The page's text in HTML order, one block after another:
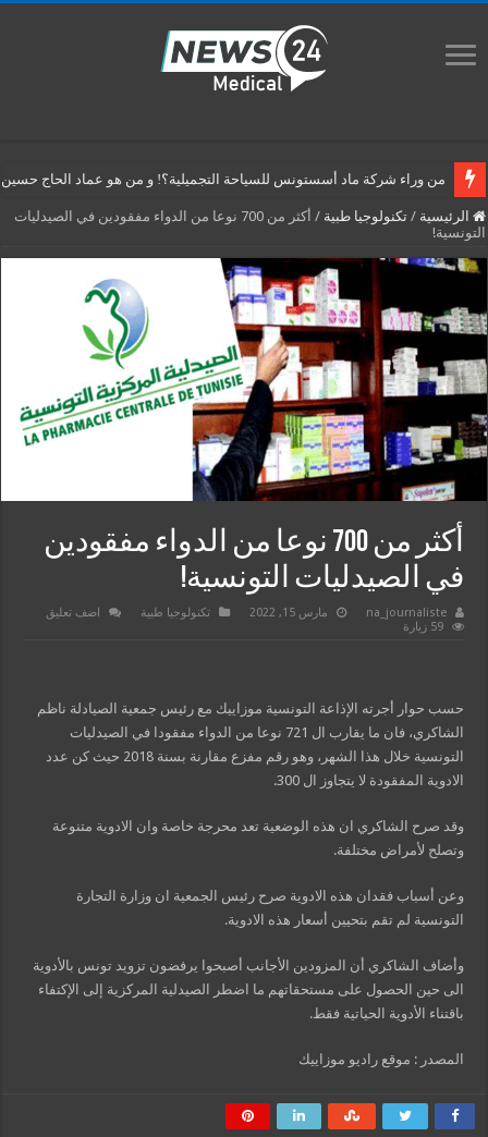
من وراء شركة ماد أسستونس للسياحة التجميلية؟! و من هو عماد الحاج حسين
الرئيسية / تكنولوجيا طبية /
أكثر من 700 نوعا من الدواء مفقودين في الصيدليات
التونسية!
أكثر من 700 نوعا من الدواء مفقودين
في الصيدليات التونسية!
na_journaliste مارس 15, 2022 تكنولوجيا طبية
اضف تعليق
59 زيارة
حسب حوار أجرته الإذاعة التونسية موزاييك مع رئيس جمعية الصيادلة ناظم
الشاكري‎‎، فان ما يقارب ال 721 نوعا من الدواء مفقودا في الصيدليات
التونسية خلال هذا الشهر، وهو رقم مفزع مقارنة بسنة 2018 حيث كن عدد
الادوية المفقودة لا يتجاوز ال 300.
وقد صرح الشاكري ان هذه الوضعية تعد محرجة خاصة وان الادوية متنوعة
وتصلح لأمراض مختلفة.
وعن أسباب فقدان هذه الادوية صرح رئيس الجمعية ان وزارة التجارة
التونسية لم تقم بتحيين أسعار هذه الادوية.
وأضاف الشاكري أن المزودين الأجانب أصبحوا يرفضون تزويد تونس بالأدوية
الى حين الحصول على مستحقاتهم ما اضطر الصيدلية المركزية إلى الإكتفاء
باقتناء الأدوية الحياتية فقط.
المصدر : موقع راديو موزاييك